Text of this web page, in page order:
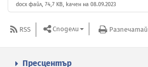
docx файл, 74,7 KB, качен на 08.09.2023
RSS Сподели Разпечатай
Пресцентър